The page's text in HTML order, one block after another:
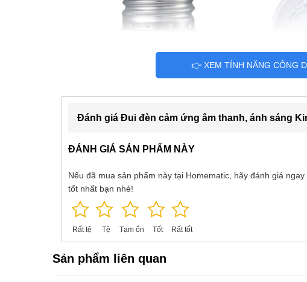
Một số tính năng đáng chú ý
thông minh Kimon M-56F:
👉 XEM TÍNH NĂNG CÔNG
Đánh giá Đui đèn cảm ứng âm thanh, ánh sáng
ĐÁNH GIÁ SẢN PHẨM NÀY
Nếu đã mua sản phẩm này tại Homematic, hãy đánh giá
tốt nhất bạn nhé!
Rất tệ Tệ Tạm ổn Tốt Rất tốt
Sản phẩm liên quan